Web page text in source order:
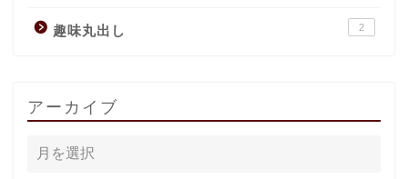
趣味丸出し 2
アーカイブ